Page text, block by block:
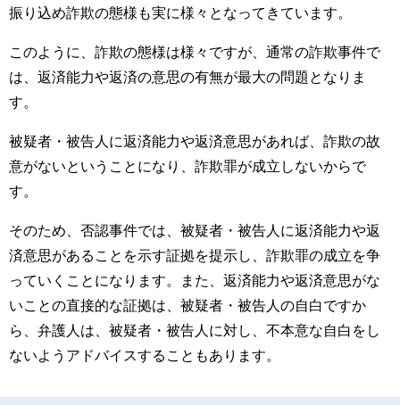
振り込め詐欺の態様も実に様々となってきています。
このように、詐欺の態様は様々ですが、通常の詐欺事件で
は、返済能力や返済の意思の有無が最大の問題となりま
す。
被疑者・被告人に返済能力や返済意思があれば、詐欺の故
意がないということになり、詐欺罪が成立しないからで
す。
そのため、否認事件では、被疑者・被告人に返済能力や返
済意思があることを示す証拠を提示し、詐欺罪の成立を争
っていくことになります。また、返済能力や返済意思がな
いことの直接的な証拠は、被疑者・被告人の自白ですか
ら、弁護人は、被疑者・被告人に対し、不本意な自白をし
ないようアドバイスすることもあります。